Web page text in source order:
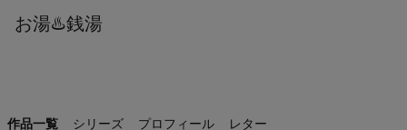
お湯♨️銭湯
作品一覧 シリーズ プロフィール レター